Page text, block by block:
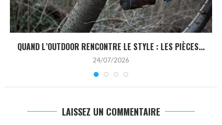
QUAND L’OUTDOOR RENCONTRE LE STYLE : LES PIÈCES...
24/07/2026
LAISSEZ UN COMMENTAIRE